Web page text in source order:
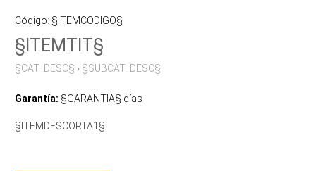
Código: §ITEMCODIGO§
§ITEMTIT§
§CAT_DESC§ › §SUBCAT_DESC§
Garantía: §GARANTIA§ días
§ITEMDESCORTA1§